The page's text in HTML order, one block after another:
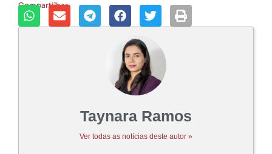
Compartilhar:
Taynara Ramos
Ver todas as notícias deste autor »